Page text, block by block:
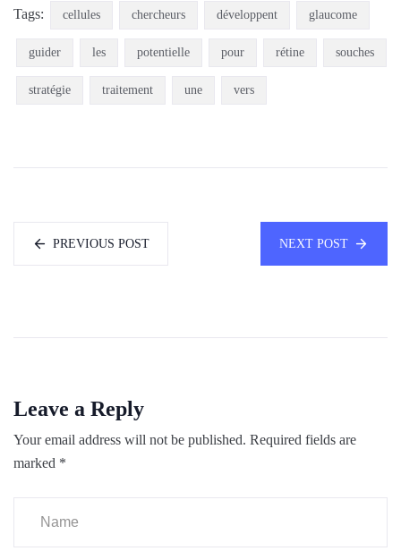
Tags: cellules chercheurs développent glaucome
guider les potentielle pour rétine souches
stratégie traitement une vers
PREVIOUS POST NEXT POST
Leave a Reply
Your email address will not be published. Required fields are
marked *